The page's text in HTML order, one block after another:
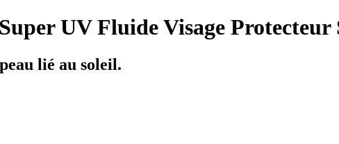
UV Fluide Visage Protecteur
lié au soleil.